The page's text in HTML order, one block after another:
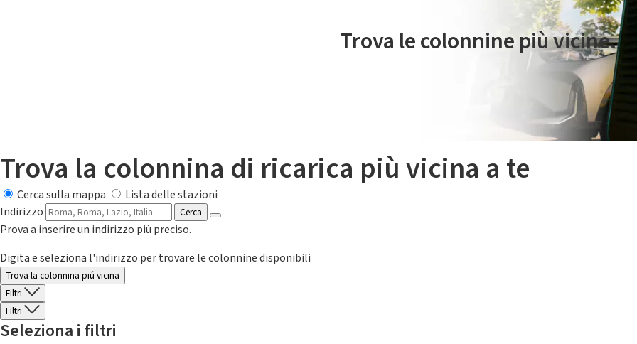
Trova le colonnine più vicine.
Trova la colonnina di ricarica più vicina a te
Cerca sulla mappa
Lista delle stazioni
Indirizzo
Cerca
Prova a inserire un indirizzo più preciso.
Digita e seleziona l'indirizzo per trovare le colonnine disponibili
Trova la colonnina piú vicina
Filtri
Filtri
Seleziona i filtri